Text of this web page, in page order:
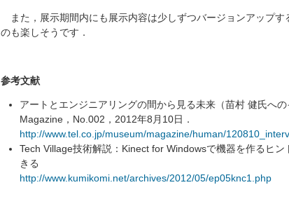
また，展示期間内にも展示内容は少しずつバージョンアップす
のも楽しそうです．
参考文献
アートとエンジニアリングの間から見る未来（苗村 健氏へ
Magazine，No.002，2012年8月10日．
http://www.tel.co.jp/museum/magazine/human/
Tech Village技術解説：Kinect for Windowsで機器を作るヒ
きる
http://www.kumikomi.net/archives/2012/05/ep05knc1.php